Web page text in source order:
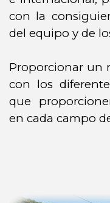
con la
del equipo y de
Proporcionar un
con los
que
en cada campo